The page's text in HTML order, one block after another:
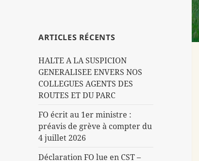
ARTICLES RÉCENTS
HALTE A LA SUSPICION
GENERALISEE ENVERS NOS
COLLEGUES AGENTS DES
ROUTES ET DU PARC
FO écrit au 1er ministre :
préavis de grève à compter du
4 juillet 2026
Déclaration FO lue en CST –